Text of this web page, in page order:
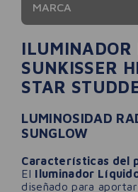
MARCA
ILUMINADOR
SUNKISSER
STAR
LUMINOSIDAD
SUNGLOW
Características del
El Iluminador
diseñado para